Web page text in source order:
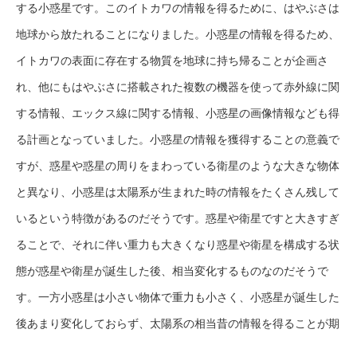
する小惑星です。このイトカワの情報を得るために、はやぶさは
地球から放たれることになりました。小惑星の情報を得るため、
イトカワの表面に存在する物質を地球に持ち帰ることが企画さ
れ、他にもはやぶさに搭載された複数の機器を使って赤外線に関
する情報、エックス線に関する情報、小惑星の画像情報なども得
る計画となっていました。小惑星の情報を獲得することの意義で
すが、惑星や惑星の周りをまわっている衛星のような大きな物体
と異なり、小惑星は太陽系が生まれた時の情報をたくさん残して
いるという特徴があるのだそうです。惑星や衛星ですと大きすぎ
ることで、それに伴い重力も大きくなり惑星や衛星を構成する状
態が惑星や衛星が誕生した後、相当変化するものなのだそうで
す。一方小惑星は小さい物体で重力も小さく、小惑星が誕生した
後あまり変化しておらず、太陽系の相当昔の情報を得ることが期